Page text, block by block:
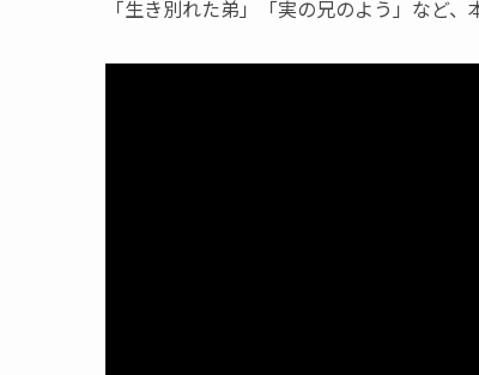
「生き別れた弟」「実の兄のよう」など